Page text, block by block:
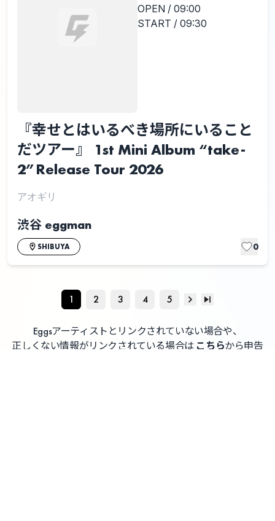
OPEN / 09:00
START / 09:30
『幸せとはいるべき場所にいること
だツアー』 1st Mini Album “take-
2”Release Tour 2026
アオギリ
渋谷 eggman
SHIBUYA 0
1 2 3 4 5
Eggsアーティストとリンクされていない場合や、
正しくない情報がリンクされている場合は こちらから申告